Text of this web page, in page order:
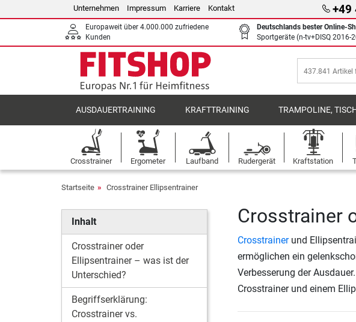
Unternehmen Impressum Karriere Kontakt +49
Europaweit über 4.000.000 zufriedene
Kunden
Deutschlands bester Online-
Sportgeräte (n-tv+DISQ 2016-
AUSDAUERTRAINING KRAFTTRAINING TRAMPOLINE,
Crosstrainer Ergometer Laufband Rudergerät Kraftstation
Startseite Crosstrainer Ellipsentrainer
Inhalt
Crosstrainer oder
Ellipsentrainer – was ist der
Unterschied?
Begriffserklärung:
Crosstrainer vs.
Crosstrainer
Crosstrainerund
ermöglichen ein
Verbesserung der
Crosstrainer und einem